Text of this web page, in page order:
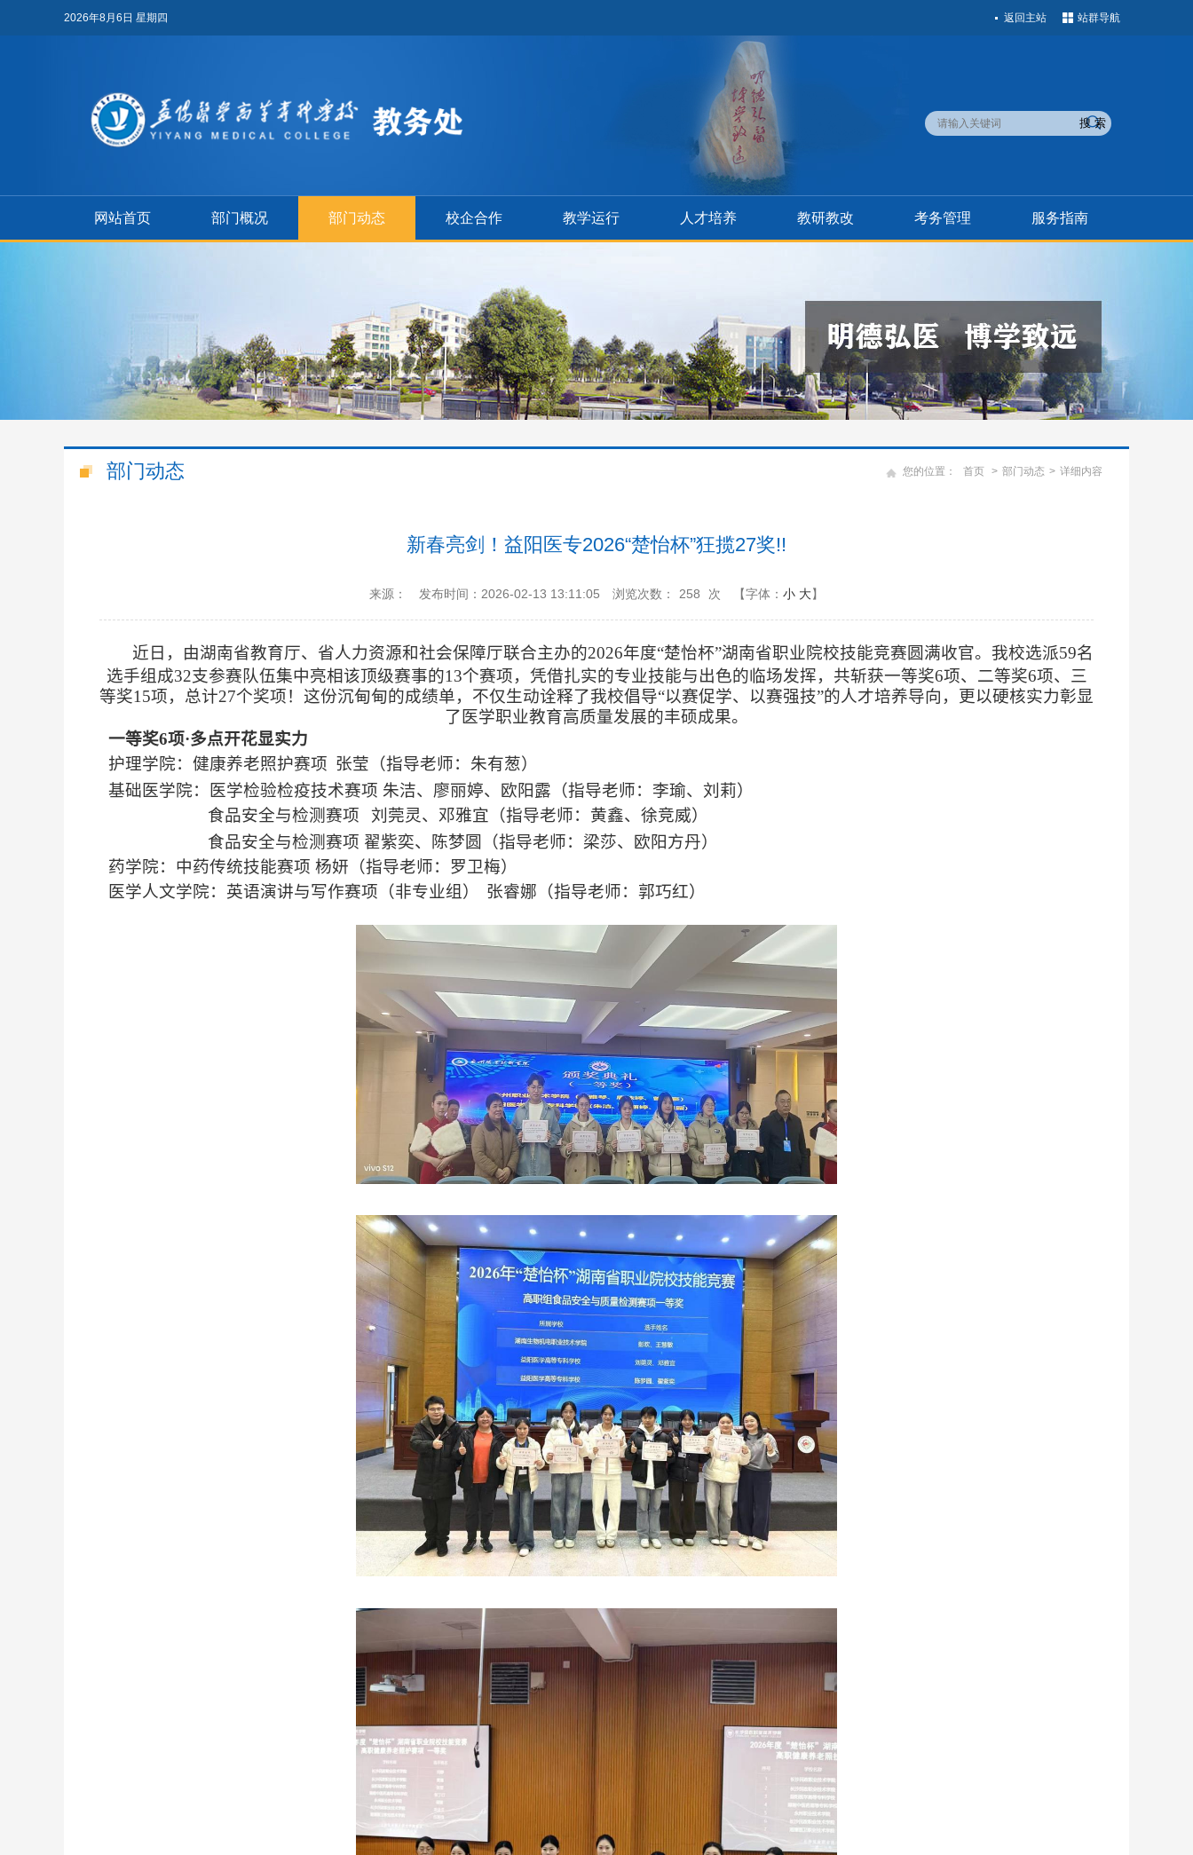
返回主站 站群导航
2026年8月6日 星期四
网站首页 部门概况 部门动态 校企合作 教学运行 人才培养 教研教改 考务管理 服务指南
您的位置： 首页 > 部门动态 > 详细内容
部门动态
新春亮剑！益阳医专2026“楚怡杯”狂揽27奖!!
来源： 发布时间：2026-02-13 13:11:05 浏览次数： 258 次 【字体： 小 大】
近日，由湖南省教育厅、省人力资源和社会保障厅联合主办的2026年度“楚怡杯”湖南省职业院校技能竞赛圆满收官。我校选派59名
选手组成32支参赛队伍集中亮相该顶级赛事的13个赛项，凭借扎实的专业技能与出色的临场发挥，共斩获一等奖6项、二等奖6项、三
等奖15项，总计27个奖项！这份沉甸甸的成绩单，不仅生动诠释了我校倡导“以赛促学、以赛强技”的人才培养导向，更以硬核实力彰显
了医学职业教育高质量发展的丰硕成果。
一等奖6项·多点开花显实力
护理学院：健康养老照护赛项 张莹 （指导老师： 朱有葱）
基础医学院：
医学检验检疫技术赛项 朱洁、廖丽婷、欧阳露 （指导老师： 李瑜、 刘莉）
食品安全与检测赛项
刘莞灵、邓雅宜（指导老师：黄鑫、徐竞威）
食品安全与检测赛项 翟紫奕、陈梦圆（指导老师：梁莎、欧阳方丹）
药学院：中药传统技能赛项 杨妍 （指导老师： 罗卫梅）
医学人文学院： 英语演讲与写作赛项 （非专业组） 张睿娜 （指导老师： 郭巧红）